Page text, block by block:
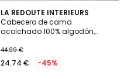
LA REDOUTE INTERIEURS
Cabecero de cama
acolchado 100% algodón,
44.99 €
24.74 € -45%
4,2
/ 5
6
Colores